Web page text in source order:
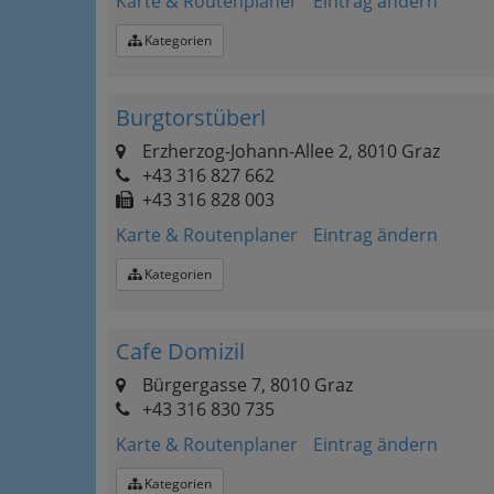
Kategorien
Burgtorstüberl
Erzherzog-Johann-Allee 2, 8010 Graz
+43 316 827 662
+43 316 828 003
Karte & Routenplaner
Eintrag ändern
Kategorien
Cafe Domizil
Bürgergasse 7, 8010 Graz
+43 316 830 735
Karte & Routenplaner
Eintrag ändern
Kategorien